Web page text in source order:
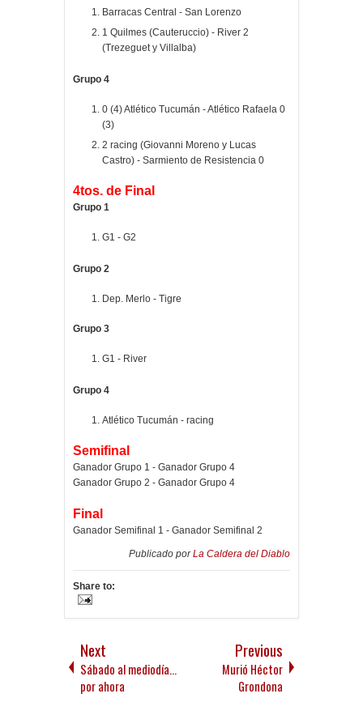
Barracas Central - San Lorenzo
1 Quilmes (Cauteruccio) - River 2
(Trezeguet y Villalba)
Grupo 4
0 (4) Atlético Tucumán - Atlético Rafaela 0
(3)
2 racing (Giovanni Moreno y Lucas
Castro) - Sarmiento de Resistencia 0
4tos. de Final
Grupo 1
G1 - G2
Grupo 2
Dep. Merlo - Tigre
Grupo 3
G1 - River
Grupo 4
Atlético Tucumán - racing
Semifinal
Ganador Grupo 1 - Ganador Grupo 4
Ganador Grupo 2 - Ganador Grupo 4
Final
Ganador Semifinal 1 - Ganador Semifinal 2
Publicado porLa Caldera del Diablo
Share to:
Next
Sábado al mediodía...
por ahora
Previous
Murió Héctor
Grondona